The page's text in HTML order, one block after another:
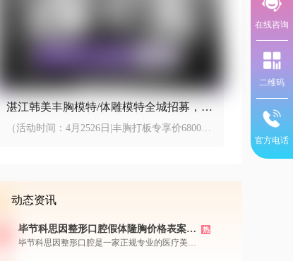
湛江韩美丰胸模特/体雕模特全城招募，丰
胸打板专享价6800元
（活动时间：4月2526日|丰胸打板专享价6800元
动态资讯
毕节科思因整形口腔假体隆胸价格表案
例，机构简介医生团队特色新颜智尚小程
热
毕节科思因整形口腔是一家正规专业的医疗美容
在线咨询
二维码
官方电话